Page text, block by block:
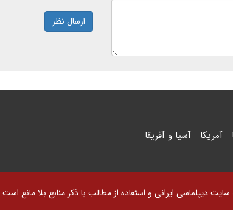
ارسال نظر
آمریکا آسیا و آفریقا
دیپلماسی ایرانی و استفاده از مطالب با ذکر منابع بلا مانع است.